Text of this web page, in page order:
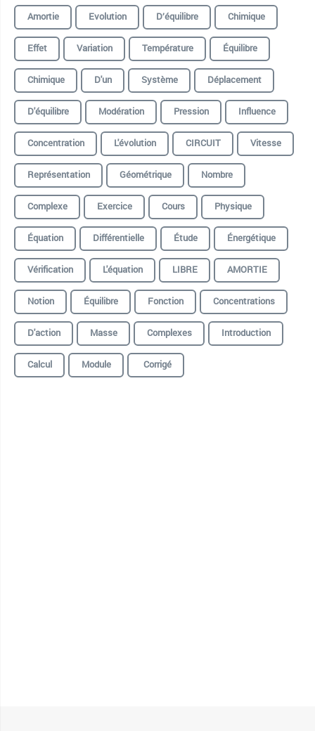
Amortie
Evolution D’équilibre
Chimique
Effet
Variation Température
Équilibre
Chimique
D'un Système
Déplacement
D'équilibre
Modération Pression
Influence
Concentration
L'évolution CIRCUIT
Vitesse
Représentation
Géométrique
Nombre
Complexe
Exercice Cours
Physique
Équation
Différentielle Étude
Énergétique
Vérification
L'équation LIBRE
AMORTIE
Notion
Équilibre Fonction
Concentrations
D'action
Masse Complexes
Introduction
Calcul
Module Corrigé